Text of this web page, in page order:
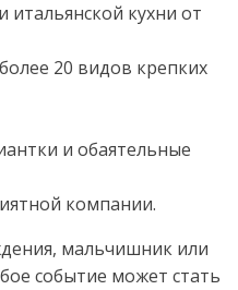
итальянской кухни от
20 видов крепких
и обаятельные
компании.
мальчишник или
событие может стать